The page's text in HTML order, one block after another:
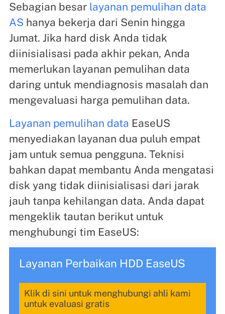
Sebagian besar layanan pemulihan data
AS hanya bekerja dari Senin hingga
Jumat. Jika hard disk Anda tidak
diinisialisasi pada akhir pekan, Anda
memerlukan layanan pemulihan data
daring untuk mendiagnosis masalah dan
mengevaluasi harga pemulihan data.
Layanan pemulihan data EaseUS
menyediakan layanan dua puluh empat
jam untuk semua pengguna. Teknisi
bahkan dapat membantu Anda mengatasi
disk yang tidak diinisialisasi dari jarak
jauh tanpa kehilangan data. Anda dapat
mengeklik tautan berikut untuk
menghubungi tim EaseUS:
Layanan Perbaikan HDD EaseUS
Klik di sini untuk menghubungi ahli kami
untuk evaluasi gratis